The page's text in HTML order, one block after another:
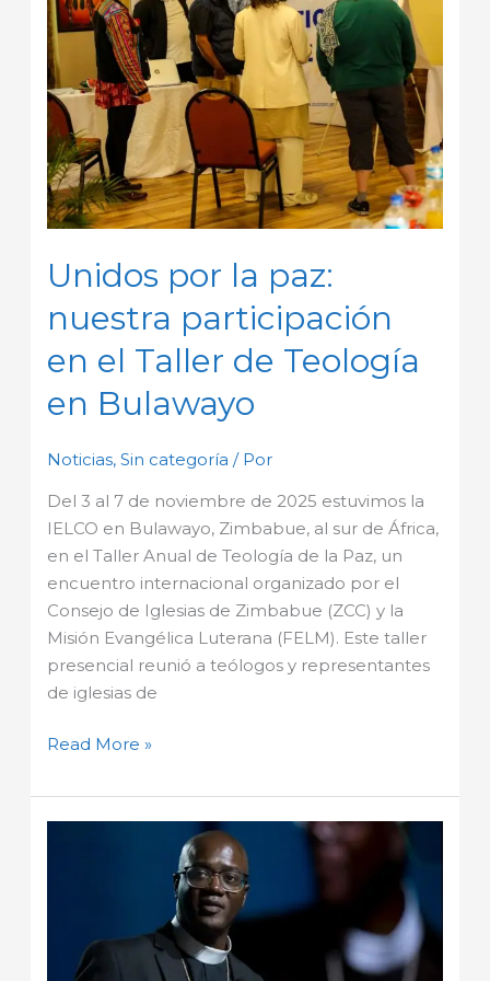
Unidos por la paz:
nuestra participación
en el Taller de Teología
en Bulawayo
Noticias,Sin categoría / Por
Del 3 al 7 de noviembre de 2025 estuvimos la
IELCO en Bulawayo, Zimbabue, al sur de África,
en el Taller Anual de Teología de la Paz, un
encuentro internacional organizado por el
Consejo de Iglesias de Zimbabue (ZCC) y la
Misión Evangélica Luterana (FELM). Este taller
presencial reunió a teólogos y representantes
de iglesias de
nuestra
participación
en
el
Taller
de
Teología
en
Bulawayo
Read More »
presidente